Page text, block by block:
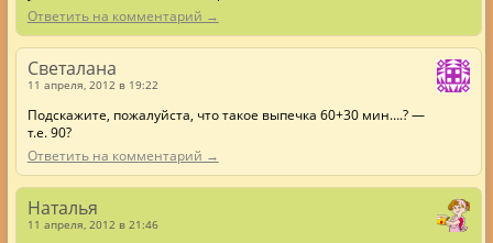
Ответить на комментарий →
Светалана
11 апреля, 2012 в 19:22
Подскажите, пожалуйста, что такое выпечка 60+30 мин….? —
т.е. 90?
Ответить на комментарий →
Наталья
11 апреля, 2012 в 21:46